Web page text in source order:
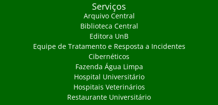
Serviços
Arquivo Central
Biblioteca Central
Editora UnB
Equipe de Tratamento e Resposta a Incidentes
Cibernéticos
Fazenda Água Limpa
Hospital Universitário
Hospitais Veterinários
Restaurante Universitário